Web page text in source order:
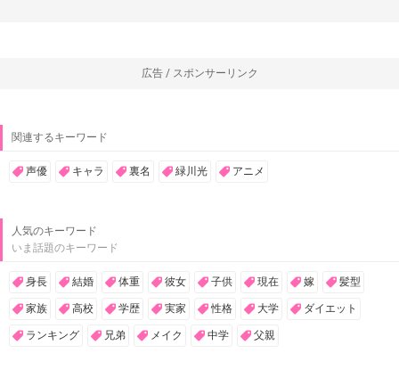
広告 / スポンサーリンク
関連するキーワード
声優 キャラ 裏名 緑川光 アニメ
人気のキーワード
いま話題のキーワード
身長 結婚 体重 彼女 子供 現在 嫁 髪型
家族 高校 学歴 実家 性格 大学 ダイエット
ランキング 兄弟 メイク 中学 父親